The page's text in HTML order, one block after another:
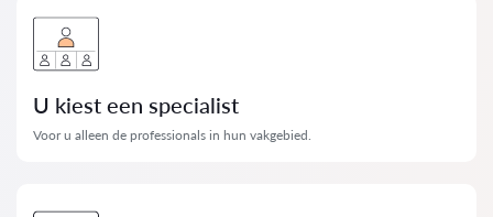
U kiest een specialist
Voor u alleen de professionals in hun vakgebied.